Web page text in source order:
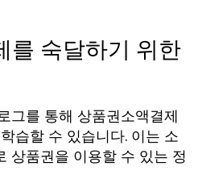
를 숙달하기 위한
그를 통해 상품권소액결제
습할 수 있습니다. 이는 소
상품권을 이용할 수 있는 정